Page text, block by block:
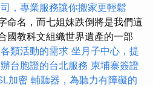
，專業服務讓你搬家更輕鬆
命名，而七姐妹跌倒將是我們這
國教科文組織世界遺產的一部
類活動的需求 坐月子中心，提
台胞證的台北服務 柬埔寨簽證
加密 輔聽器，為聽力有障礙的